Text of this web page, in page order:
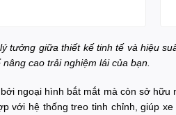
tưởng giữa thiết kế tinh tế và hiệu
cao trải nghiệm lái của bạn.
ngoại hình bắt mắt mà còn sở
với hệ thống treo tinh chỉnh, giúp